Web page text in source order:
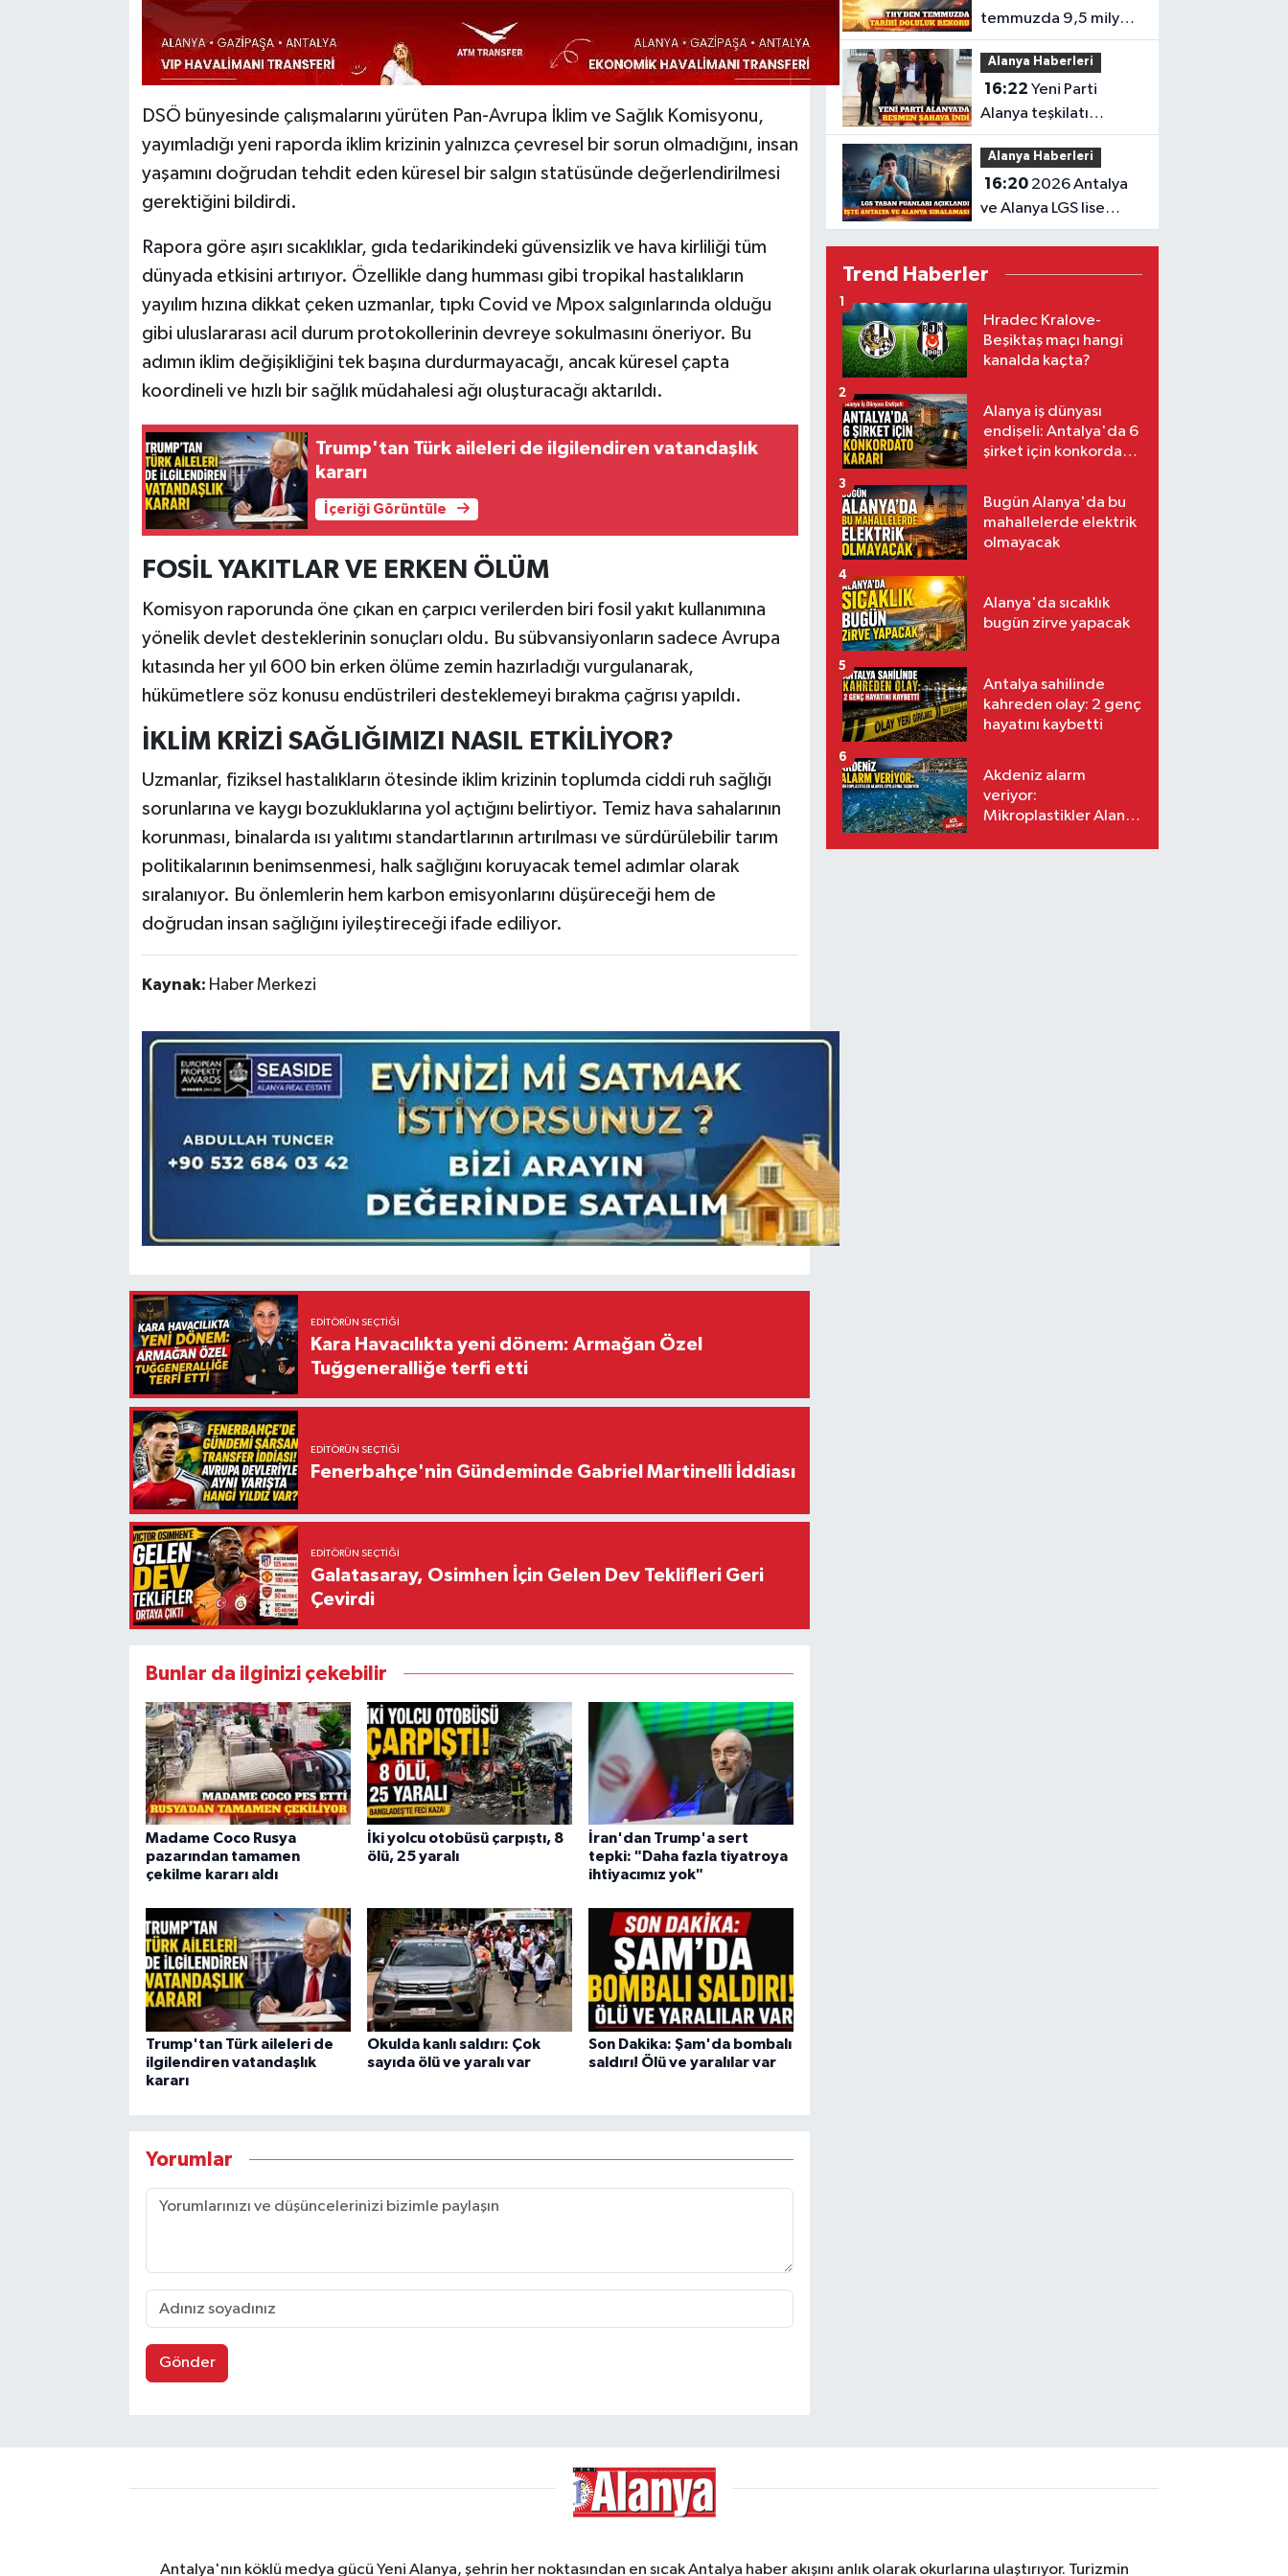
DSÖ bünyesinde çalışmalarını yürüten Pan-Avrupa İklim ve Sağlık Komisyonu,
yayımladığı yeni raporda iklim krizinin yalnızca çevresel bir sorun olmadığını, insan
yaşamını doğrudan tehdit eden küresel bir salgın statüsünde değerlendirilmesi
gerektiğini bildirdi.
Rapora göre aşırı sıcaklıklar, gıda tedarikindeki güvensizlik ve hava kirliliği tüm
dünyada etkisini artırıyor. Özellikle dang humması gibi tropikal hastalıkların
yayılım hızına dikkat çeken uzmanlar, tıpkı Covid ve Mpox salgınlarında olduğu
gibi uluslararası acil durum protokollerinin devreye sokulmasını öneriyor. Bu
adımın iklim değişikliğini tek başına durdurmayacağı, ancak küresel çapta
koordineli ve hızlı bir sağlık müdahalesi ağı oluşturacağı aktarıldı.
Trump'tan Türk aileleri de ilgilendiren vatandaşlık
kararı
İçeriği Görüntüle
FOSİL YAKITLAR VE ERKEN ÖLÜM
Komisyon raporunda öne çıkan en çarpıcı verilerden biri fosil yakıt kullanımına
yönelik devlet desteklerinin sonuçları oldu. Bu sübvansiyonların sadece Avrupa
kıtasında her yıl 600 bin erken ölüme zemin hazırladığı vurgulanarak,
hükümetlere söz konusu endüstrileri desteklemeyi bırakma çağrısı yapıldı.
İKLİM KRİZİ SAĞLIĞIMIZI NASIL ETKİLİYOR?
Uzmanlar, fiziksel hastalıkların ötesinde iklim krizinin toplumda ciddi ruh sağlığı
sorunlarına ve kaygı bozukluklarına yol açtığını belirtiyor. Temiz hava sahalarının
korunması, binalarda ısı yalıtımı standartlarının artırılması ve sürdürülebilir tarım
politikalarının benimsenmesi, halk sağlığını koruyacak temel adımlar olarak
sıralanıyor. Bu önlemlerin hem karbon emisyonlarını düşüreceği hem de
doğrudan insan sağlığını iyileştireceği ifade ediliyor.
Kaynak: Haber Merkezi
EDITÖRÜN SEÇTIĞI
Kara Havacılıkta yeni dönem: Armağan Özel
Tuğgeneralliğe terfi etti
EDITÖRÜN SEÇTIĞI
Fenerbahçe'nin Gündeminde Gabriel Martinelli İddiası
EDITÖRÜN SEÇTIĞI
Galatasaray, Osimhen İçin Gelen Dev Teklifleri Geri
Çevirdi
Bunlar da ilginizi çekebilir
Madame Coco Rusya
pazarından tamamen
çekilme kararı aldı
İki yolcu otobüsü çarpıştı, 8
ölü, 25 yaralı
İran'dan Trump'a sert
tepki: "Daha fazla tiyatroya
ihtiyacımız yok"
Trump'tan Türk aileleri de
ilgilendiren vatandaşlık
kararı
Okulda kanlı saldırı: Çok
sayıda ölü ve yaralı var
Son Dakika: Şam'da bombalı
saldırı! Ölü ve yaralılar var
Yorumlar
Gönder
temmuzda 9,5 milyon
yolcuyla doluluk
rekoru kırdı
Alanya Haberleri
16:22 Yeni Parti
Alanya teşkilatı
resmen faaliyetlerine
başladı
Alanya Haberleri
16:20
ve Alanya LGS lise
taban puanları
Trend Haberler
Hradec Kralove-
Beşiktaş maçı hangi
kanalda kaçta?
1
Alanya iş dünyası
endişeli: Antalya'da 6
şirket için konkordato
2
Bugün Alanya'da bu
mahallelerde elektrik
olmayacak
3
Alanya'da sıcaklık
bugün zirve yapacak
4
Antalya sahilinde
kahreden olay: 2 genç
hayatını kaybetti
5
Akdeniz alarm
veriyor:
Mikroplastikler Alanya
6
Antalya'nın köklü medya gücü Yeni Alanya, şehrin her noktasından en sıcak Antalya haber akışını anlık olarak okurlarına ulaştırıyor. Turizmin